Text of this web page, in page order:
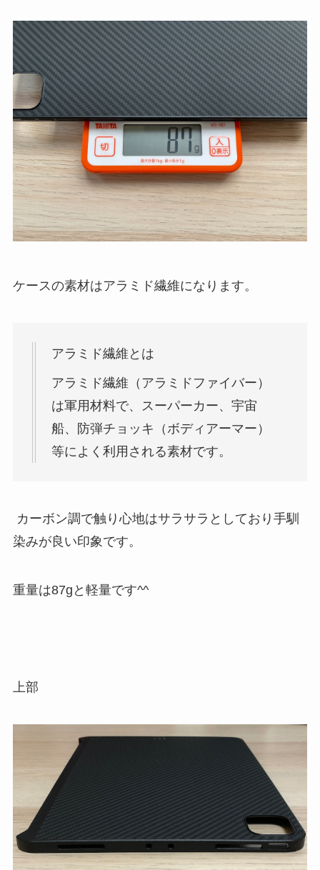
ケースの素材はアラミド繊維になります。
アラミド繊維とは
アラミド繊維（アラミドファイバー）
は軍用材料で、スーパーカー、宇宙
船、防弾チョッキ（ボディアーマー）
等によく利用される素材です。
カーボン調で触り心地はサラサラとしており手馴
染みが良い印象です。
重量は87gと軽量です^^
上部